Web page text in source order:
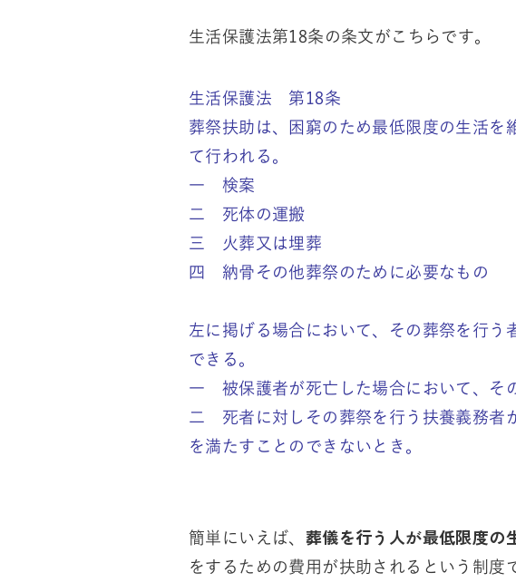
生活保護法第18条の条文がこちらです。
生活保護法 第18条
葬祭扶助は、困窮のため最低限度の生活
て行われる。
一 検案
二 死体の運搬
三 火葬又は埋葬
四 納骨その他葬祭のために必要なもの
左に掲げる場合において、その葬祭を行
できる。
一 被保護者が死亡した場合において、そ
二 死者に対しその葬祭を行う扶養義務者
を満たすことのできないとき。
簡単にいえば、 葬儀を行う人が最低限度の
をするための費用が扶助されるという制度